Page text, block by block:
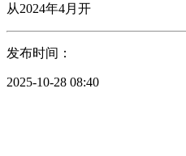
从2024年4月开
发布时间：
2025-10-28 08:40